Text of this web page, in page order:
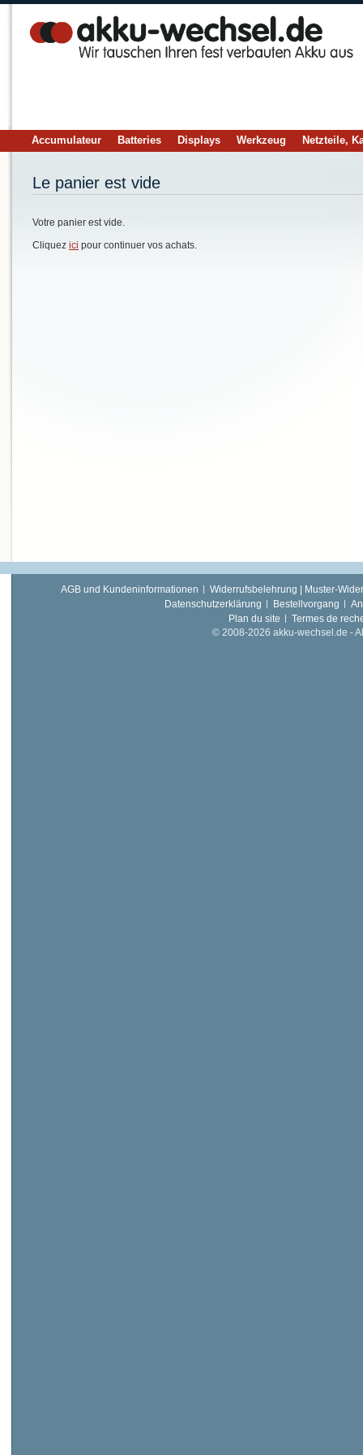
Accumulateur Batteries Displays Werkzeug Netzteile,
Le panier est vide
Votre panier est vide.
Cliquez ici pour continuer vos achats.
AGB und Kundeninformationen
Widerrufsbelehrung | Muster-
Datenschutzerklärung
Bestellvorgang
Plan du site
Termes de
© 2008-2026 akku-wechsel.de -